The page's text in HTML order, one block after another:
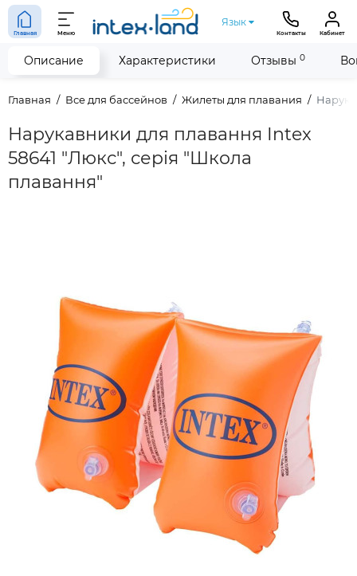
Главная Меню
Язык
Контакты Кабинет
Главная Все для бассейнов Жилеты для плавания
Нарукавники для плавання Intex
58641 "Люкс", серія "Школа
плавання"
Описание Характеристики Отзывы 0